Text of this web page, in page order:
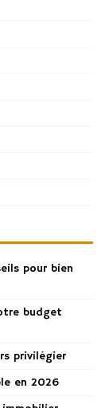
pour bien
budget
privilégier
en 2026